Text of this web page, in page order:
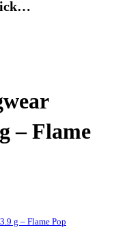
– Flame
g – Flame Pop